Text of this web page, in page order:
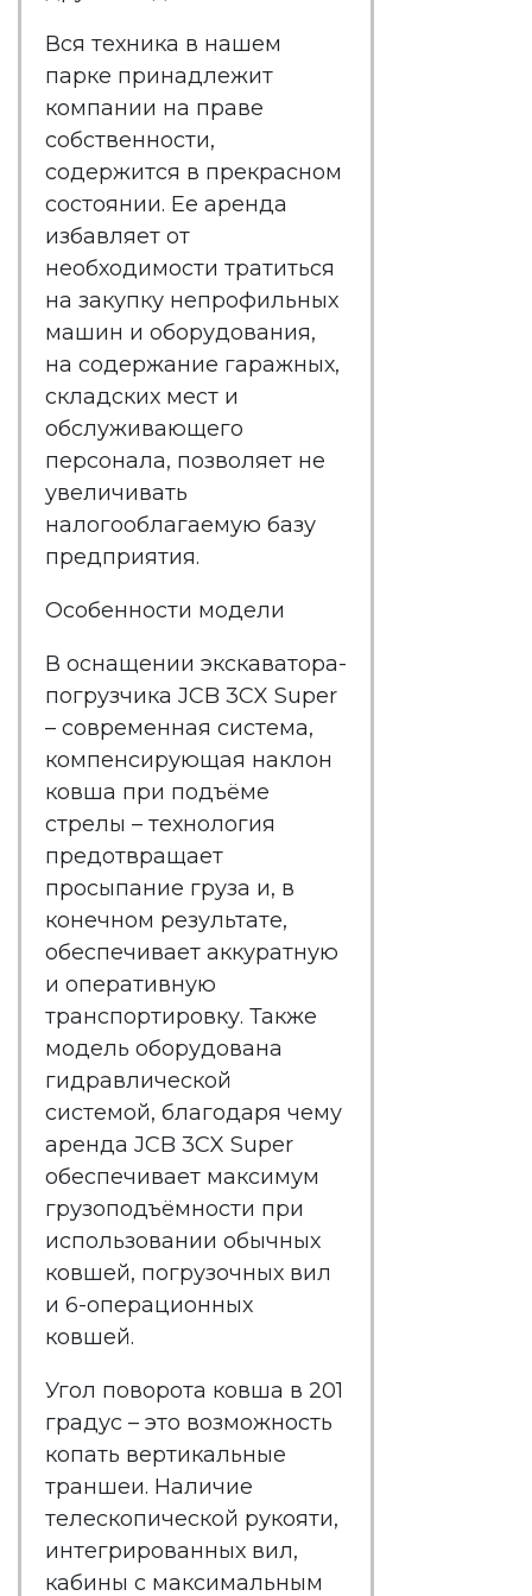
Вся техника в нашем
парке принадлежит
компании на праве
собственности,
содержится в прекрасном
состоянии. Ее аренда
избавляет от
необходимости тратиться
на закупку непрофильных
машин и оборудования,
на содержание гаражных,
складских мест и
обслуживающего
персонала, позволяет не
увеличивать
налогооблагаемую базу
предприятия.
Особенности модели
В оснащении экскаватора-
погрузчика JCB 3CX Super
– современная система,
компенсирующая наклон
ковша при подъёме
стрелы – технология
предотвращает
просыпание груза и, в
конечном результате,
обеспечивает аккуратную
и оперативную
транспортировку. Также
модель оборудована
гидравлической
системой, благодаря чему
аренда JCB 3CX Super
обеспечивает максимум
грузоподъёмности при
использовании обычных
ковшей, погрузочных вил
и 6-операционных
ковшей.
Угол поворота ковша в 201
градус – это возможность
копать вертикальные
траншеи. Наличие
телескопической рукояти,
интегрированных вил,
кабины с максимальным